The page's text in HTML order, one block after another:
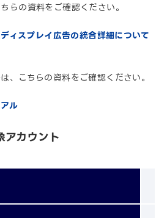
らの資料をご確認ください。
ィスプレイ広告の統合詳細について
、こちらの資料をご確認ください。
ル
アカウント